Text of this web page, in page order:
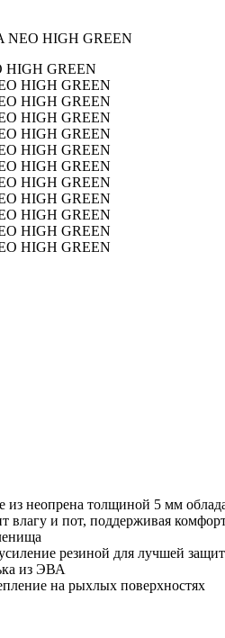
HIGH GREEN
GREEN
из неопрена толщиной 5 мм
влагу и пот, поддерживая
резиной для лучшей
из ЭВА
на рыхлых поверхностях